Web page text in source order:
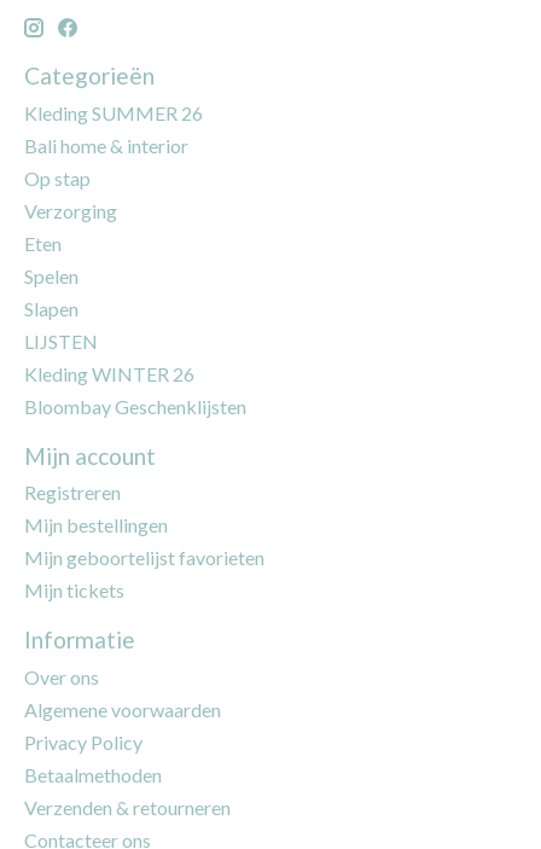
Categorieën
Kleding SUMMER 26
Bali home & interior
Op stap
Verzorging
Eten
Spelen
Slapen
LIJSTEN
Kleding WINTER 26
Bloombay Geschenklijsten
Mijn account
Registreren
Mijn bestellingen
Mijn geboortelijst favorieten
Mijn tickets
Informatie
Over ons
Algemene voorwaarden
Privacy Policy
Betaalmethoden
Verzenden & retourneren
Contacteer ons